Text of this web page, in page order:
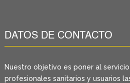
DATOS DE CONTACTO
Nuestro objetivo es poner al
profesionales sanitarios y usuarios